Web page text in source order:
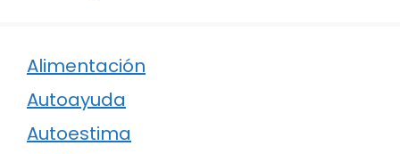
Alimentación
Autoayuda
Autoestima